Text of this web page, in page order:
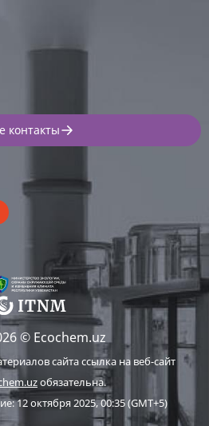
контакты
© Ecochem.uz
сайта ссылка на веб-сайт
обязательна.
12 октября 2025, 00:35 (GMT+5)